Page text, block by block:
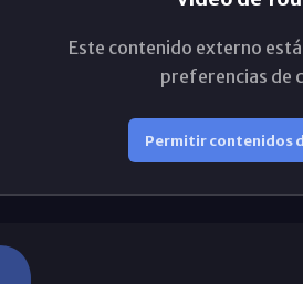
Este contenido externo
preferencias de
Permitir contenidos